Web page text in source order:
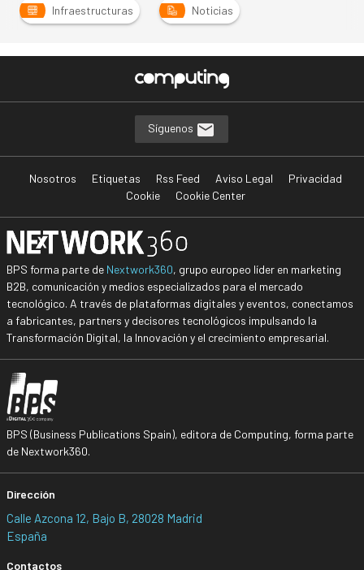
Infraestructuras Noticias
Síguenos
Nosotros Etiquetas Rss Feed Aviso Legal
Privacidad
Cookie
Cookie Center
BPS forma parte de Nextwork360, grupo europeo líder en marketing
B2B, comunicación y medios especializados para el mercado
tecnológico. A través de plataformas digitales y eventos, conectamos
a fabricantes, partners y decisores tecnológicos impulsando la
Transformación Digital, la Innovación y el crecimiento empresarial.
BPS (Business Publications Spain), editora de Computing, forma parte
de Nextwork360.
Dirección
Calle Azcona 12, Bajo B, 28028 Madrid
España
Contactos